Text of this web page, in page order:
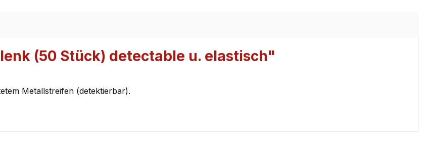
(50 Stück) detectable u. elastisch"
Metallstreifen (detektierbar).